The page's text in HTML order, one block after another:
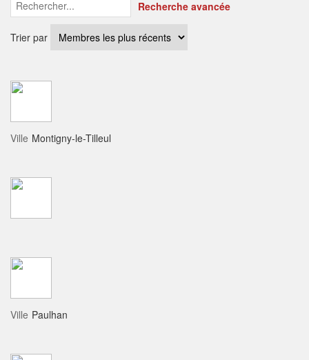
Trier par
Recherche avancée
Ville Montigny-le-Tilleul
Ville Paulhan